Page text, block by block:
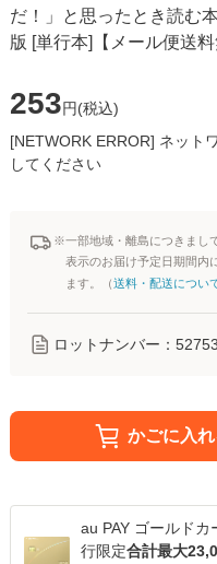
だ！」と思ったとき読む
版 [単行本]【メール便送料
253円(税込)
[NETWORK ERROR] ネット
してください
※一部地域・離島につきまし
表示のお届け予定日期間内
ます。（送料・配送につい
ロットナンバー：
かごに入れ
au PAY ゴールドカ
行限定合計最大